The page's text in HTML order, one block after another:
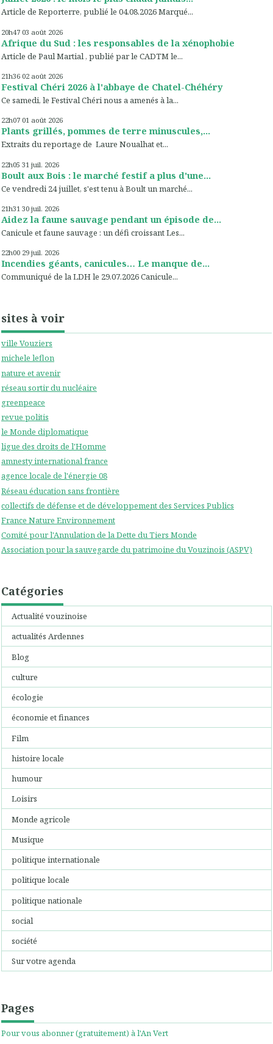
Article de Reporterre, publié le 04.08.2026 Marqué...
20h47 03 août 2026
Afrique du Sud : les responsables de la xénophobie
Article de Paul Martial , publié par le CADTM le...
21h36 02 août 2026
Festival Chéri 2026 à l'abbaye de Chatel-Chéhéry
Ce samedi, le Festival Chéri nous a amenés à la...
22h07 01 août 2026
Plants grillés, pommes de terre minuscules,...
Extraits du reportage de Laure Noualhat et...
22h05 31 juil. 2026
Boult aux Bois : le marché festif a plus d'une...
Ce vendredi 24 juillet, s'est tenu à Boult un marché...
21h31 30 juil. 2026
Aidez la faune sauvage pendant un épisode de...
Canicule et faune sauvage : un défi croissant Les...
22h00 29 juil. 2026
Incendies géants, canicules… Le manque de...
Communiqué de la LDH le 29.07.2026 Canicule...
sites à voir
ville Vouziers
michele leflon
nature et avenir
réseau sortir du nucléaire
greenpeace
revue politis
le Monde diplomatique
ligue des droits de l'Homme
amnesty international france
agence locale de l'énergie 08
Réseau éducation sans frontière
collectifs de défense et de développement des Services Publics
France Nature Environnement
Comité pour l'Annulation de la Dette du Tiers Monde
Association pour la sauvegarde du patrimoine du Vouzinois (ASPV)
Catégories
Actualité vouzinoise
actualités Ardennes
Blog
culture
écologie
économie et finances
Film
histoire locale
humour
Loisirs
Monde agricole
Musique
politique internationale
politique locale
politique nationale
social
société
Sur votre agenda
Pages
Pour vous abonner (gratuitement) à l'An Vert